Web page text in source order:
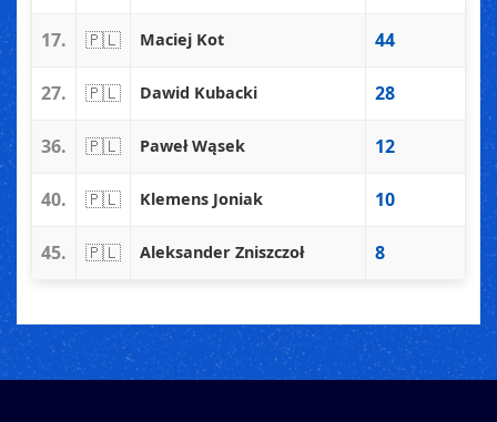
17. 🇵🇱 Maciej Kot 44
27. 🇵🇱 Dawid Kubacki 28
36. 🇵🇱 Paweł Wąsek 12
40. 🇵🇱 Klemens Joniak 10
45. 🇵🇱 Aleksander Zniszczoł 8